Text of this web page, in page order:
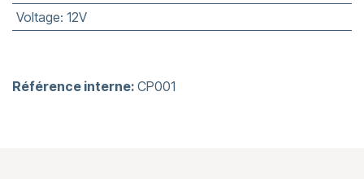
Voltage: 12V
Référence interne: CP001